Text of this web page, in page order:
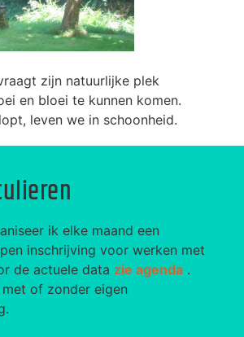
zijn natuurlijke plek
en bloei te kunnen komen.
leven we in schoonheid.
ik elke maand een
inschrijving voor werken met
de actuele data zie agenda .
of zonder eigen